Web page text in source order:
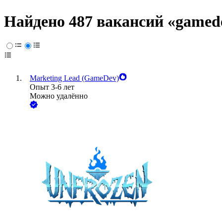
Найдено 487 вакансий
Marketing Lead (GameDev)
Опыт 3-6 лет
Можно удалённо